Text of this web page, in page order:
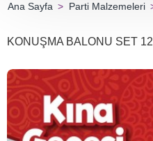
Parti Malzemeleri
KONUŞMA BALONU SET